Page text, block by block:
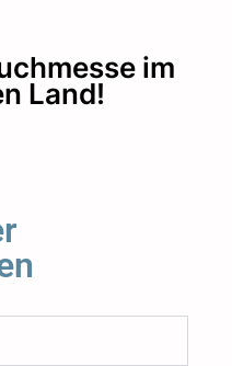
im
Land!